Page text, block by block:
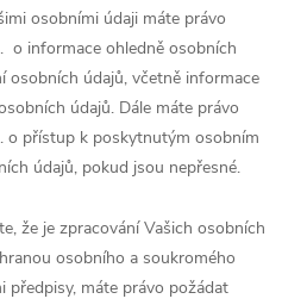
osobními údaji máte právo
o informace ohledně osobních
osobních údajů, včetně informace
údajů. Dále máte právo
o přístup k poskytnutým osobním
údajů, pokud jsou nepřesné.
že je zpracování Vašich osobních
osobního a soukromého
máte právo požádat